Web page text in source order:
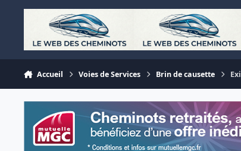
Aller au contenu
Accueil Voies de Services Brin de causette